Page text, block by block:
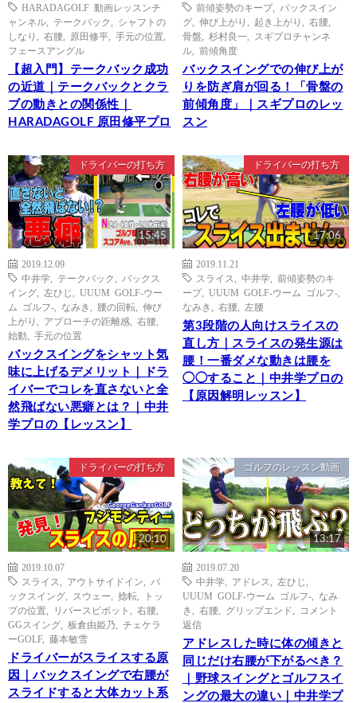
HARADAGOLF 動画レッスンチ
ャンネル
テークバック
シャフトの
しなり
右腰 原田修平 手元の位置
フェースアングル
【超入門】テークバック成功
の近道｜テークバックとクラ
ブの動きとの関係性｜
HARADAGOLF 原田修平プロ
前傾姿勢のキープ, バックスイン
グ
伸び上がり 起き上がり 右腰
骨盤
杉村良一
スギプロチャンネ
ル
前傾角度
バックスイングでの伸び上が
りを防ぎ肩が回る！「骨盤の
前傾角度」｜スギプロのレッ
スン
ドライバーの打ち方
15:45
2019.12.09
中井学
テークバック
バックス
イング
左ひじ
UUUM GOLF-ウー
ム ゴルフ-
なみき 腰の回転
伸び
上がり
アプローチの距離感 右腰
始動
手元の位置
バックスイングをシャット気
味に上げるデメリット｜ドラ
イバーでコレを直さないと全
然飛ばない悪癖とは？｜中井
学プロの【レッスン】
ドライバーの打ち方
17:06
2019.11.21
スライス
中井学
前傾姿勢のキ
ープ, UUUM GOLF-ウーム ゴルフ-
なみき
右腰 左腰
第3段階の人向けスライスの
直し方｜スライスの発生源は
腰！一番ダメな動きは腰を
◯◯すること｜中井学プロの
【原因解明レッスン】
ドライバーの打ち方
20:10
2019.10.07
スライス
アウトサイドイン
バ
ックスイング
スウェー 捻転
トッ
プの位置
リバースピボット 右腰
GGスイング
板倉由姫乃
チェケラ
ーGOLF, 藤本敏雪
ドライバーがスライスする原
因｜バックスイングで右腰が
スライドすると大体カット系
ゴルフのレッスン動画
13:17
2019.07.20
中井学
アドレス 左ひじ
UUUM GOLF-ウーム ゴルフ-
なみ
き
右腰 グリップエンド
コメント
返信
アドレスした時に体の傾きと
同じだけ右腰が下がるべき？
｜野球スイングとゴルフスイ
ングの最大の違い｜中井学プ